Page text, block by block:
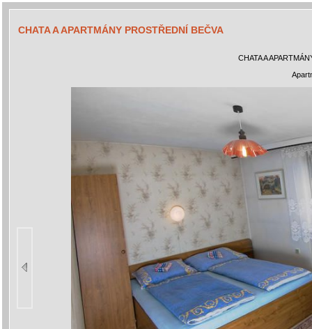
CHATA A APARTMÁNY PROSTŘEDNÍ BEČVA
CHATA A